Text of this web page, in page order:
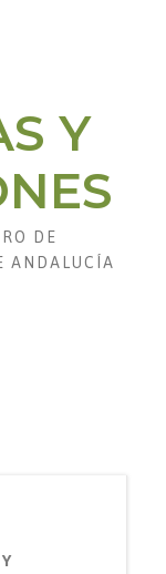
Y
DE
ANDALUCÍA